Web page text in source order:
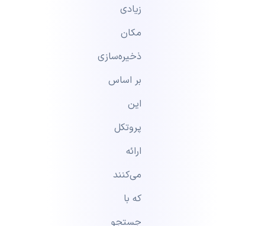
زیادی
مکان
ذخیر‌ه‌سازی
بر اساس
این
پروتکل
ارائه
می‌کنند
که با
جستجو